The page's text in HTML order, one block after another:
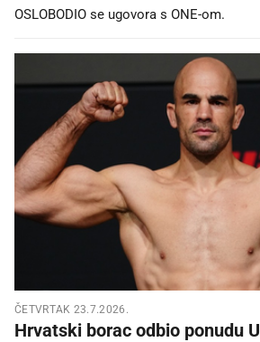
OSLOBODIO se ugovora s ONE-om.
ČETVRTAK 23.7.2026.
Hrvatski borac odbio ponudu